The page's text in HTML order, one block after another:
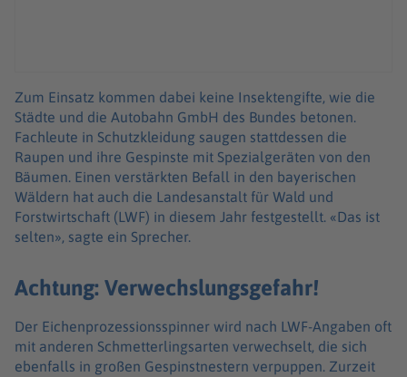
Zum Einsatz kommen dabei keine Insektengifte, wie die
Städte und die Autobahn GmbH des Bundes betonen.
Fachleute in Schutzkleidung saugen stattdessen die
Raupen und ihre Gespinste mit Spezialgeräten von den
Bäumen. Einen verstärkten Befall in den bayerischen
Wäldern hat auch die Landesanstalt für Wald und
Forstwirtschaft (LWF) in diesem Jahr festgestellt. «Das ist
selten», sagte ein Sprecher.
Achtung: Verwechslungsgefahr!
Der Eichenprozessionsspinner wird nach LWF-Angaben oft
mit anderen Schmetterlingsarten verwechselt, die sich
ebenfalls in großen Gespinstnestern verpuppen. Zurzeit